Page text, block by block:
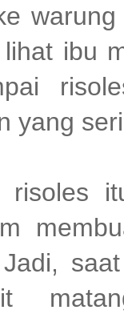
ibu
yang
risoles